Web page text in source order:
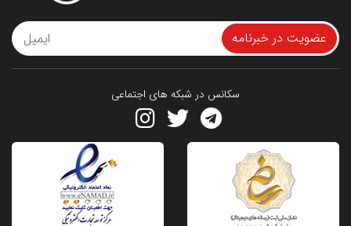
عضویت در خبرنامه
سکانس در شبکه های اجتماعی